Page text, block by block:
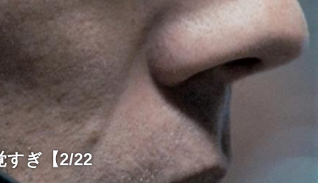
すぎ【2/22